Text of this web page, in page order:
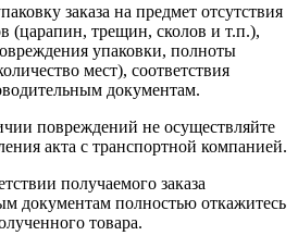
заказа на предмет отсутствия
(царапин, трещин, сколов и т.п.),
упаковки, полноты
мест), соответствия
документам.
повреждений не осуществляйте
акта с транспортной компанией.
получаемого заказа
документам полностью откажитесь
товара.